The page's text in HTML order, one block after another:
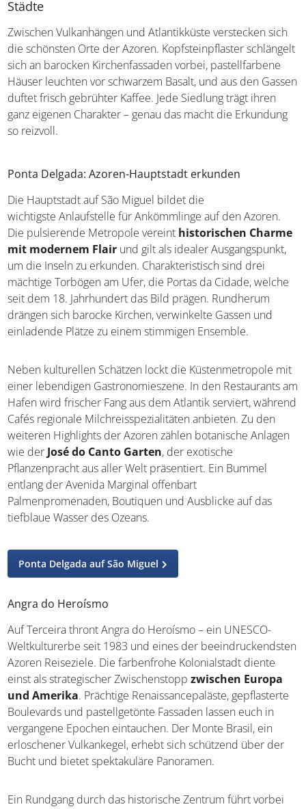
Städte
Zwischen Vulkanhängen und Atlantikküste verstecken sich
die schönsten Orte der Azoren. Kopfsteinpflaster schlängelt
sich an barocken Kirchenfassaden vorbei, pastellfarbene
Häuser leuchten vor schwarzem Basalt, und aus den Gassen
duftet frisch gebrühter Kaffee. Jede Siedlung trägt ihren
ganz eigenen Charakter – genau das macht die Erkundung
so reizvoll.
Ponta Delgada: Azoren-Hauptstadt erkunden
Die Hauptstadt auf São Miguel bildet die
wichtigste Anlaufstelle für Ankömmlinge auf den Azoren.
Die pulsierende Metropole vereint historischen Charme
mit modernem Flair und gilt als idealer Ausgangspunkt,
um die Inseln zu erkunden. Charakteristisch sind drei
mächtige Torbögen am Ufer, die Portas da Cidade, welche
seit dem 18. Jahrhundert das Bild prägen. Rundherum
drängen sich barocke Kirchen, verwinkelte Gassen und
einladende Plätze zu einem stimmigen Ensemble.
Neben kulturellen Schätzen lockt die Küstenmetropole mit
einer lebendigen Gastronomieszene. In den Restaurants am
Hafen wird frischer Fang aus dem Atlantik serviert, während
Cafés regionale Milchreisspezialitäten anbieten. Zu den
weiteren Highlights der Azoren zählen botanische Anlagen
wie der José do Canto Garten, der exotische
Pflanzenpracht aus aller Welt präsentiert. Ein Bummel
entlang der Avenida Marginal offenbart
Palmenpromenaden, Boutiquen und Ausblicke auf das
tiefblaue Wasser des Ozeans.
Ponta Delgada auf São Miguel
Angra do Heroísmo
Auf Terceira thront Angra do Heroísmo – ein UNESCO-
Weltkulturerbe seit 1983 und eines der beeindruckendsten
Azoren Reiseziele. Die farbenfrohe Kolonialstadt diente
einst als strategischer Zwischenstoppzwischen Europa
und Amerika. Prächtige Renaissancepaläste, gepflasterte
Boulevards und pastellgetönte Fassaden lassen euch in
vergangene Epochen eintauchen. Der Monte Brasil, ein
erloschener Vulkankegel, erhebt sich schützend über der
Bucht und bietet spektakuläre Panoramen.
Ein Rundgang durch das historische Zentrum führt vorbei